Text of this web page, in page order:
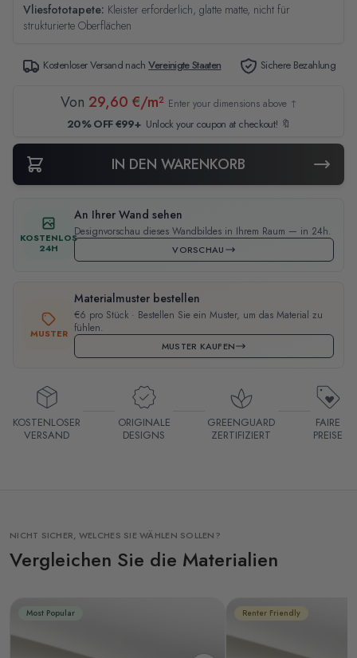
Vliesfototapete: Kleister erforderlich, glatte matte, nicht für
strukturierte Oberflächen
Kostenloser Versand nachVereinigte Staaten Sichere Bezahlung
Von 29,60 €/m² Enter your dimensions above ↑
20% OFF €99+ Unlock your coupon at checkout! 🔖
IN DEN WARENKORB
KOSTENLOS
24H
An Ihrer Wand sehen
Designvorschau dieses Wandbildes in Ihrem Raum — in 24h.
VORSCHAU
MUSTER
Materialmuster bestellen
€6 pro Stück · Bestellen Sie ein Muster, um das Material zu
fühlen.
MUSTER KAUFEN
KOSTENLOSER
VERSAND
ORIGINALE
DESIGNS
GREENGUARD
ZERTIFIZIERT
FAIRE
PREISE
NICHT SICHER, WELCHES SIE WÄHLEN SOLLEN?
Vergleichen Sie die Materialien
Most Popular Renter Friendly